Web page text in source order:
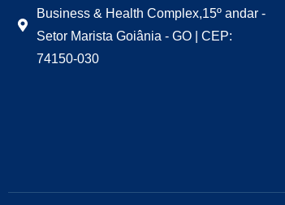
Business & Health Complex,15º andar -
Setor Marista Goiânia - GO | CEP:
74150-030